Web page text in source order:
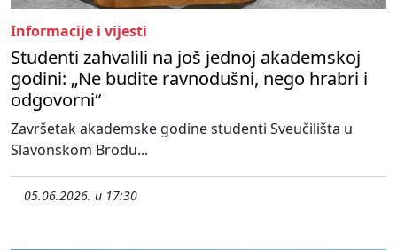
Informacije i vijesti
Studenti zahvalili na još jednoj akademskoj
godini: „Ne budite ravnodušni, nego hrabri i
odgovorni“
Završetak akademske godine studenti Sveučilišta u
Slavonskom Brodu...
05.06.2026. u 17:30